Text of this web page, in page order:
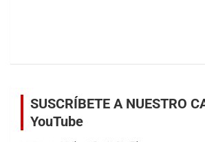
SUSCRÍBETE A NUESTRO
YouTube